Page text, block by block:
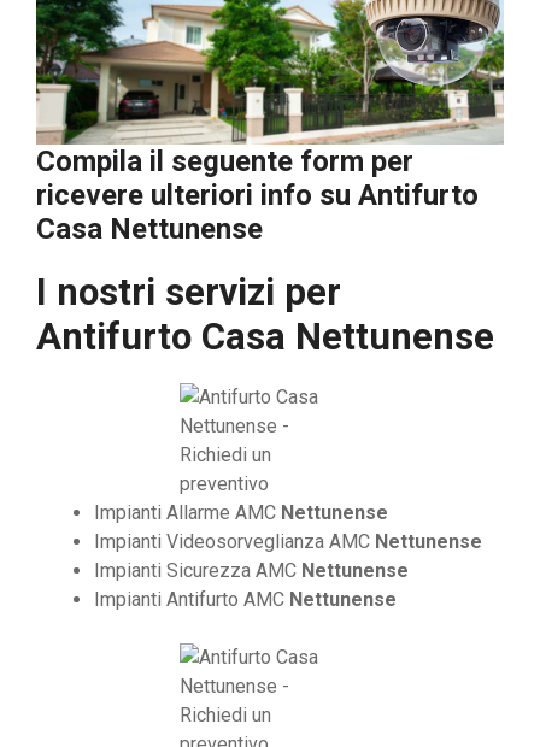
Compila il seguente form per
ricevere ulteriori info su Antifurto
Casa Nettunense
I nostri servizi per
Antifurto Casa Nettunense
Impianti Allarme AMC Nettunense
Impianti Videosorveglianza AMC Nettunense
Impianti Sicurezza AMC Nettunense
Impianti Antifurto AMC Nettunense